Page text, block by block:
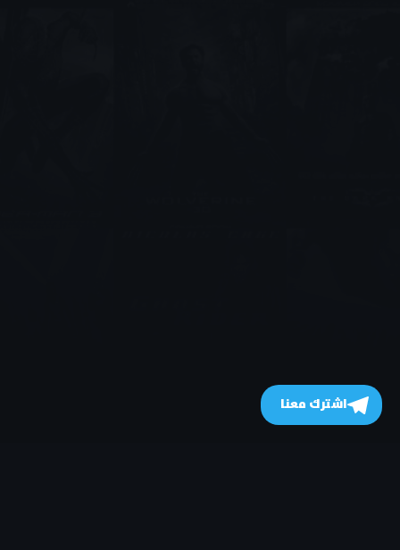
اشترك معنا